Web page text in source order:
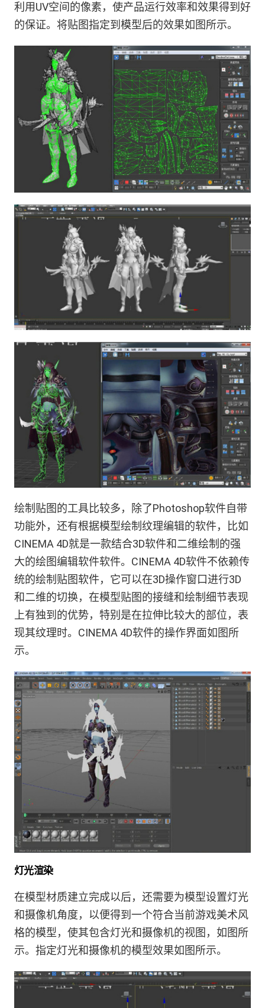
利用UV空间的像素，使产品运行效率和效果得到好
的保证。将贴图指定到模型后的效果如图所示。
绘制贴图的工具比较多，除了Photoshop软件自带
功能外，还有根据模型绘制纹理编辑的软件，比如
CINEMA 4D就是一款结合3D软件和二维绘制的强
大的绘图编辑软件软件。CINEMA 4D软件不依赖传
统的绘制贴图软件，它可以在3D操作窗口进行3D
和二维的切换，在模型贴图的接缝和绘制细节表现
上有独到的优势，特别是在拉伸比较大的部位，表
现其纹理时。CINEMA 4D软件的操作界面如图所
示。
灯光渲染
在模型材质建立完成以后，还需要为模型设置灯光
和摄像机角度，以便得到一个符合当前游戏美术风
格的模型，使其包含灯光和摄像机的视图，如图所
示。指定灯光和摄像机的模型效果如图所示。